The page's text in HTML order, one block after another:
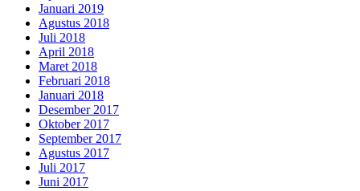
Januari 2019
Agustus 2018
Juli 2018
April 2018
Maret 2018
Februari 2018
Januari 2018
Desember 2017
Oktober 2017
September 2017
Agustus 2017
Juli 2017
Juni 2017